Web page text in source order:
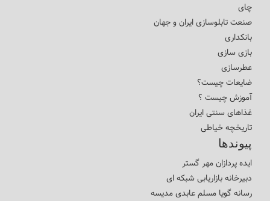
چای
صنعت تابلوسازی ایران و جهان
بانکداری
بازی سازی
عطرسازی
ضایعات چیست؟
آموزش چیست ؟
غذاهای سنتی ایران
تاریخچه خیاطی
پیوندها
ایده پردازان مهر گستر
دبیرخانه بازاریابی شبکه ای
رسانه گویا مسلم عابدی مدیسه